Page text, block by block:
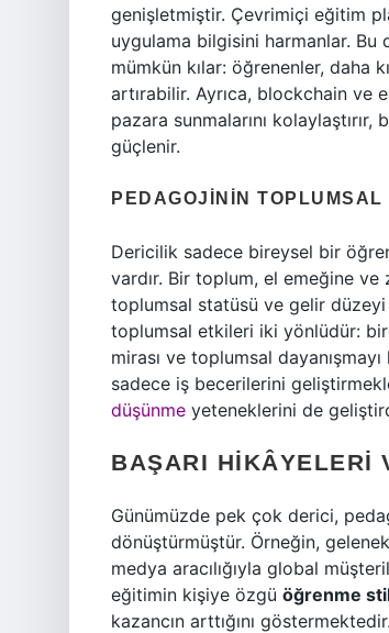
genişletmiştir. Çevrimiçi eğitim
uygulama bilgisini harmanlar. Bu
mümkün kılar: öğrenenler, daha
artırabilir. Ayrıca, blockchain
pazara sunmalarını
güçlenir.
PEDAGOJININ TOPLUMSAL
Dericilik sadece bireysel bir
vardır. Bir toplum, el emeğine
toplumsal statüsü ve gelir düzeyi
toplumsal etkileri iki yönlüdür:
mirası ve toplumsal
sadece iş becerilerini
düşünme yeteneklerini de
BAŞARI HIKÂYELERI
Günümüzde pek çok derici,
dönüştürmüştür. Örneğin,
medya aracılığıyla global
eğitimin kişiye özgü öğrenme
kazancın arttığını